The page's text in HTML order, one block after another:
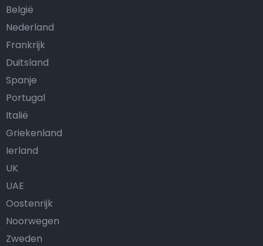
België
Nederland
Frankrijk
Duitsland
Spanje
Portugal
Italië
Griekenland
Ierland
UK
UAE
Oostenrijk
Noorwegen
Zweden